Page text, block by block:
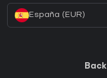
España (EUR)